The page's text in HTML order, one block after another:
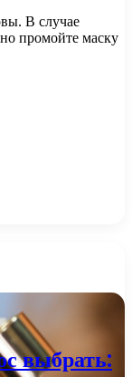
В случае
промойте маску
выбрать: